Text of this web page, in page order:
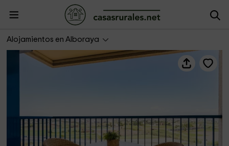
Alojamientos en Alboraya
Patacona Orchard Views- ApartUP